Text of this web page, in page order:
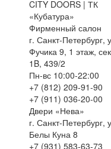
CITY DOORS | ТК
«Кубатура»
Фирменный салон
г. Санкт-Петербург,
Фучика 9, 1 этаж,
1B, 439/2
Пн-вс 10:00-22:00
+7 (812) 209-91-90
+7 (911) 036-20-00
Двери «Нева»
г. Санкт-Петербург,
Белы Куна 8
+7 (931) 583-63-73